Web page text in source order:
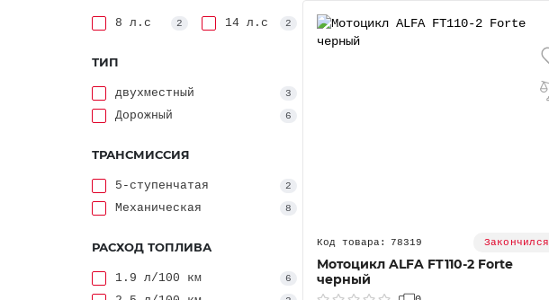
8 л.с 2 14 л.с 2
ТИП
двухместный 3
Дорожный 6
ТРАНСМИССИЯ
5-ступенчатая 2
Механическая 8
РАСХОД ТОПЛИВА
1.9 л/100 км 6
78319 Закончился
Мотоцикл ALFA FT110-2 Forte
черный